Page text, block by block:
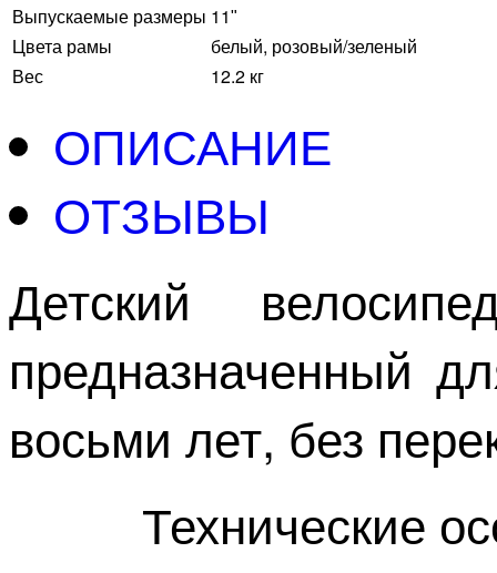
Выпускаемые размеры 11ʺ
Цвета рамы
белый, розовый/зеленый
Вес
12.2 кг
ОПИСАНИЕ
ОТЗЫВЫ
Детский
предназначенный
восьми лет, без
Технические